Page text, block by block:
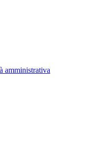
amministrativa